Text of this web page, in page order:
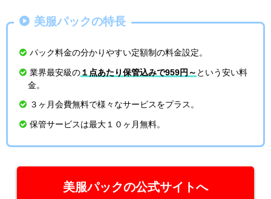
美服パックの特長
パック料金の分かりやすい定額制の料金設定。
業界最安級の１点あたり保管込みで959円～ という安い料
金。
３ヶ月会費無料で様々なサービスをプラス。
保管サービスは最大１０ヶ月無料。
美服パックの公式サイトへ